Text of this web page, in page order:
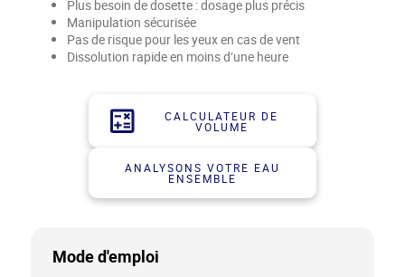
Plus besoin de dosette : dosage plus précis
Manipulation sécurisée
Pas de risque pour les yeux en cas de vent
Dissolution rapide en moins d’une heure
CALCULATEUR DE
VOLUME
ANALYSONS VOTRE EAU
ENSEMBLE
Mode d'emploi